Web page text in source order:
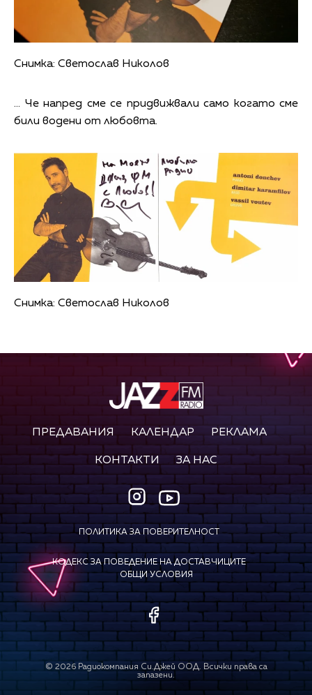
Снимка: Светослав Николов
... Че напред сме се придвижвали само когато сме
били водени от любовта.
Снимка: Светослав Николов
ПРЕДАВАНИЯ КАЛЕНДАР РЕКЛАМА
КОНТАКТИ ЗА НАС
ПОЛИТИКА ЗА ПОВЕРИТЕЛНОСТ
КОДЕКС ЗА ПОВЕДЕНИЕ НА ДОСТАВЧИЦИТЕ
ОБЩИ УСЛОВИЯ
© 2026Радиокомпания Си.Джей ООД. Всички права са
запазени.